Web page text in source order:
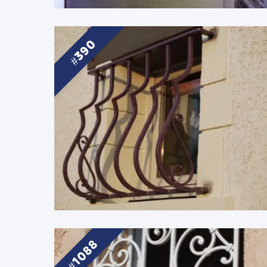
390
1088